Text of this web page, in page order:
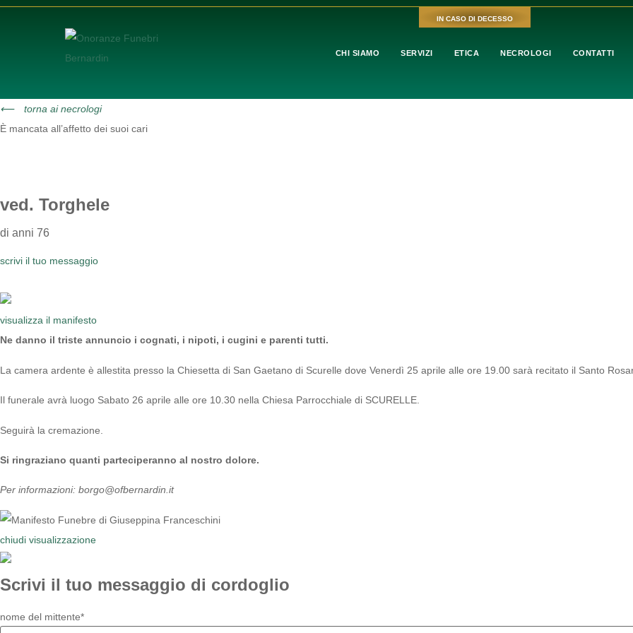
CHI SIAMO SERVIZI ETICA NECROLOGI CONTATTI
IN CASO DI DECESSO
⟵
torna ai necrologi
È mancata all’affetto dei suoi cari
ved. Torghele
di anni 76
scrivi il tuo messaggio
visualizza il manifesto
Ne danno il triste annuncio i cognati, i nipoti, i cugini e parenti tutti.
La camera ardente è allestita presso la Chiesetta di San Gaetano di Scurelle dove Venerdì 25 aprile alle ore 19.00 sarà recitato il Santo
Il funerale avrà luogo Sabato 26 aprile alle ore 10.30 nella Chiesa Parrocchiale di SCURELLE.
Seguirà la cremazione.
Si ringraziano quanti parteciperanno al nostro dolore.
Per informazioni: borgo@ofbernardin.it
chiudi visualizzazione
Scrivi il tuo messaggio di cordoglio
nome del mittente*